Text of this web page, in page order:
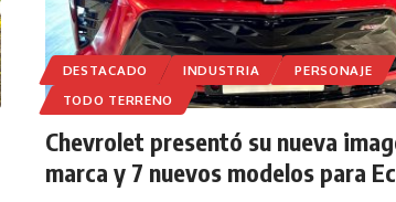
DESTACADO INDUSTRIA
PERSONAJE
TODO TERRENO
Chevrolet presentó su nueva
marca y 7 nuevos modelos para